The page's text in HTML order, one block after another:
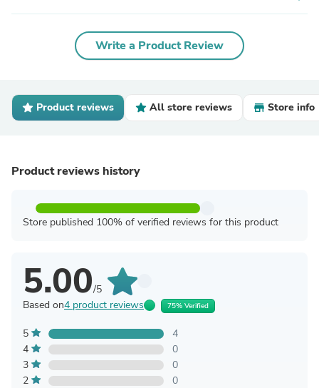
Write a Product Review
Product reviews All store reviews Store info
Product reviews history
Store published 100% of verified reviews for this product
5.00/5
Based on4 product reviews 75% Verified
5
4
4
0
3
0
2
0